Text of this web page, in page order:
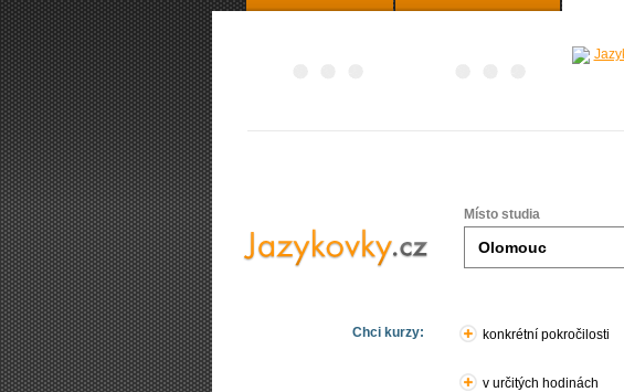
Místo studia
Chci kurzy: konkrétní pokročilosti
v určitých hodinách